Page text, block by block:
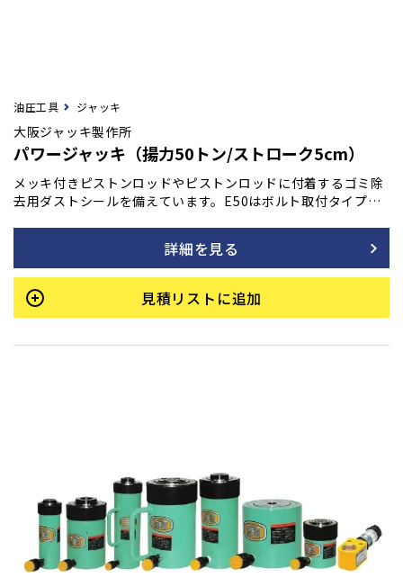
油圧工具 ジャッキ
大阪ジャッキ製作所
パワージャッキ（揚力50トン/ストローク5cm）
メッキ付きピストンロッドやピストンロッドに付着するゴミ除
去用ダストシールを備えています。E50はボルト取付タイプで
え、許容横荷重は揚力の1/20です。
詳細を見る
見積リストに追加